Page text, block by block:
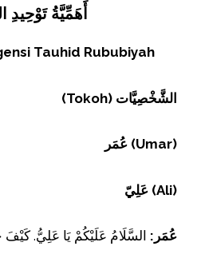
أَهَمِّيَّةُ تَوْحِيدِ
Tauhid Rububiyah
(Tokoh) الشَّخْصِيَّات
عُمَر (Umar)
عَلِيّ (Ali)
عُمَر: السَّلَامُ عَلَيْكُمْ يَا عَلِيُّ. كَيْفَ